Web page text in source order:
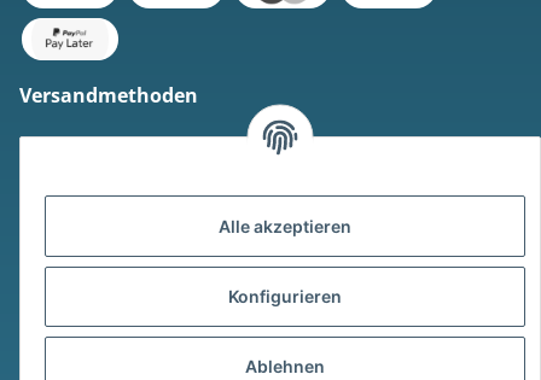
Alle akzeptieren
Konfigurieren
Ablehnen
Versandmethoden
* Alle Preise inkl. gesetzlicher USt., zzgl.
Widerrufsbutton